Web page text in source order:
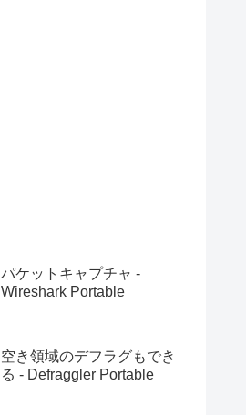
パケットキャプチャ -
Wireshark Portable
空き領域のデフラグもでき
る - Defraggler Portable